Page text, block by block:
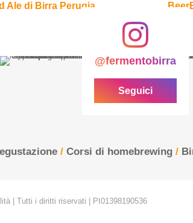
Ale di Birra Perugia
@fermentobirra
Seguici
/ Corsi di homebrewing /
| Tutti i diritti riservati | PI01398190536